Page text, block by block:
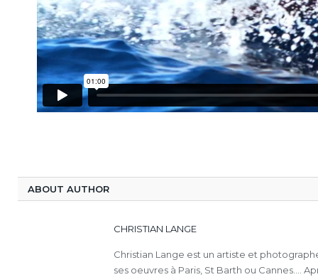
ABOUT AUTHOR
CHRISTIAN LANGE
Christian Lange est un artiste et
ses oeuvres à Paris, St Barth ou Cannes....